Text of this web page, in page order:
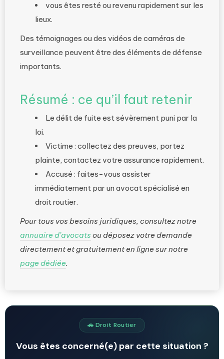
vous êtes resté ou revenu rapidement sur les
lieux.
Des témoignages ou des vidéos de caméras de
surveillance peuvent être des éléments de défense
importants.
Résumé : ce qu’il faut retenir
Le délit de fuite est sévèrement puni par la
loi.
Victime : collectez des preuves, portez
plainte, contactez votre assurance rapidement.
Accusé : faites-vous assister
immédiatement par un avocat spécialisé en
droit routier.
Pour tous vos besoins juridiques, consultez notre
annuaire d’avocats ou déposez votre demande
directement et gratuitement en ligne sur notre
page dédiée.
🚗 Droit Routier
Vous êtes concerné(e) par cette situation ?